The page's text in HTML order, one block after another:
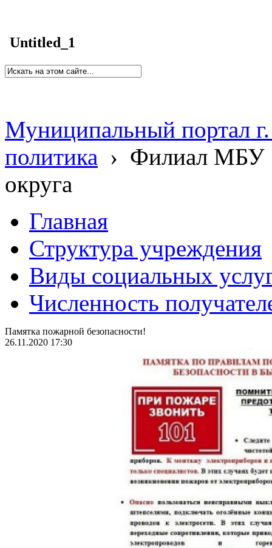
Untitled_1
Муниципальный портал
политика › Филиал МБУ
округа
Главная
Структура учреждения
Виды социальных
Численность
Памятка пожарной безопасности!
26.11.2020 17:30